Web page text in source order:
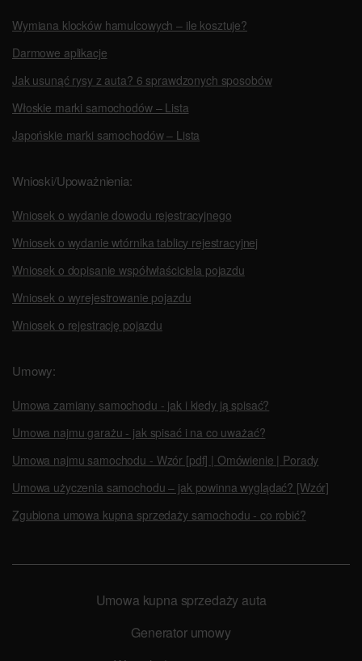
Wymiana klocków hamulcowych – ile kosztuje?
Darmowe aplikacje
Jak usunąć rysy z auta? 6 sprawdzonych sposobów
Włoskie marki samochodów – Lista
Japońskie marki samochodów – Lista
Wnioski/Upoważnienia:
Wniosek o wydanie dowodu rejestracyjnego
Wniosek o wydanie wtórnika tablicy rejestracyjnej
Wniosek o dopisanie współwłaściciela pojazdu
Wniosek o wyrejestrowanie pojazdu
Wniosek o rejestrację pojazdu
Umowy:
Umowa zamiany samochodu - jak i kiedy ją spisać?
Umowa najmu garażu - jak spisać i na co uważać?
Umowa najmu samochodu - Wzór [pdf] | Omówienie | Porady
Umowa użyczenia samochodu – jak powinna wyglądać? [Wzór]
Zgubiona umowa kupna sprzedaży samochodu - co robić?
Umowa kupna sprzedaży auta
Generator umowy